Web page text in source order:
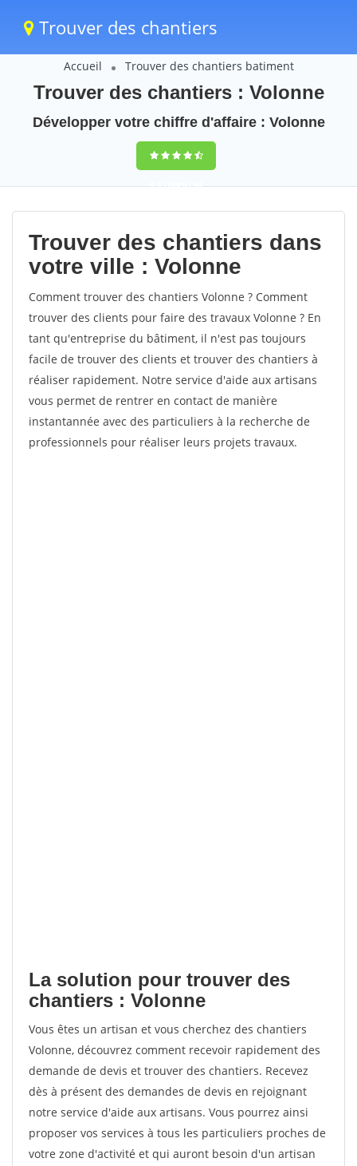
Trouver des chantiers
Accueil Trouver des chantiers batiment
Trouver des chantiers : Volonne
Développer votre chiffre d'affaire : Volonne
9,5(100%)40
votes
Trouver des chantiers dans
votre ville : Volonne
Comment trouver des chantiers Volonne ? Comment
trouver des clients pour faire des travaux Volonne ? En
tant qu'entreprise du bâtiment, il n'est pas toujours
facile de trouver des clients et trouver des chantiers à
réaliser rapidement. Notre service d'aide aux artisans
vous permet de rentrer en contact de manière
instantannée avec des particuliers à la recherche de
professionnels pour réaliser leurs projets travaux.
La solution pour trouver des
chantiers : Volonne
Vous êtes un artisan et vous cherchez des chantiers
Volonne, découvrez comment recevoir rapidement des
demande de devis et trouver des chantiers. Recevez
dès à présent des demandes de devis en rejoignant
notre service d'aide aux artisans. Vous pourrez ainsi
proposer vos services à tous les particuliers proches de
votre zone d'activité et qui auront besoin d'un artisan